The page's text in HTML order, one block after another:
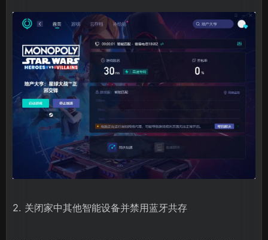
2. 关闭家中其他智能设备并禁用蓝牙共存